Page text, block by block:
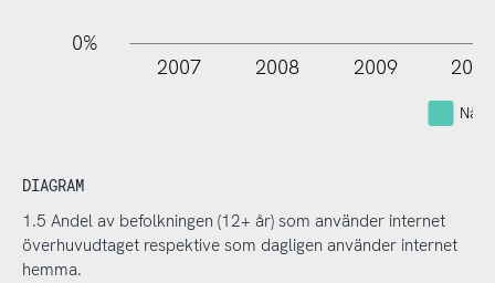
0%
2007 2008 2009 2010
DIAGRAM
1.5 Andel av befolkningen (12+ år) som använder internet
överhuvudtaget respektive som dagligen använder internet
hemma.